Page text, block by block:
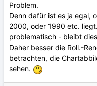
Problem.
Denn dafür ist es ja egal,
2000, oder 1990 etc.
problematisch - bleibt
Daher besser die Roll.-
betrachten, die
sehen.